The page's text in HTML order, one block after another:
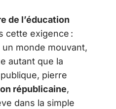
de l’éducation
cette exigence :
monde mouvant,
autant que la
pierre
républicaine,
dans la simple